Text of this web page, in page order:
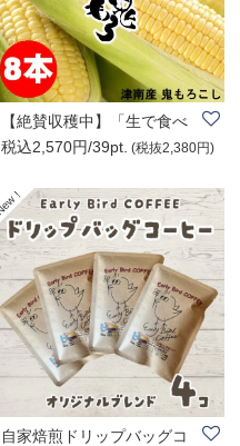
【絶賛収穫中】「生で食べ
れる。糖度18度..
税込2,570円/39pt. (税抜2,380円)
自家焙煎ドリップバッグコ